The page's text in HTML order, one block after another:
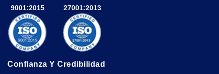
9001:2015 27001:2013
Confianza Y Credibilidad